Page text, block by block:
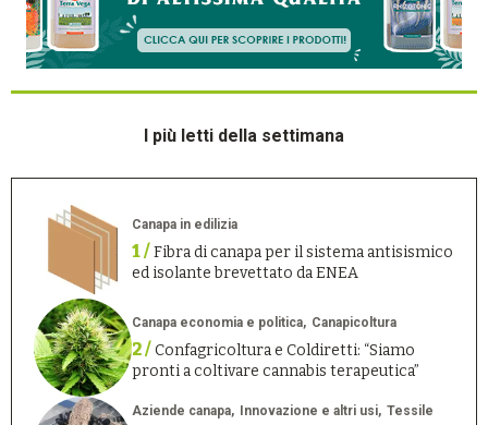
I più letti della settimana
Canapa in edilizia
1 /Fibra di canapa per il sistema antisismico
ed isolante brevettato da ENEA
Canapa economia e politica Canapicoltura
2 /Confagricoltura e Coldiretti: “Siamo
pronti a coltivare cannabis terapeutica”
Aziende canapa Innovazione e altri usi Tessile